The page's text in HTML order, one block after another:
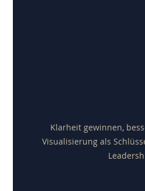
Klarheit gewinnen,
Visualisierung als